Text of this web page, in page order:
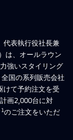
代表執行役社長兼
は、オールラウン
強いスタイリング
国の系列販売会社
けて予約注文を受
画2,000台に対
1のご注文をいただ